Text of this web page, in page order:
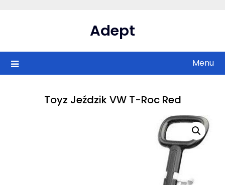
Adept
Menu
Toyz Jeździk VW T-Roc Red